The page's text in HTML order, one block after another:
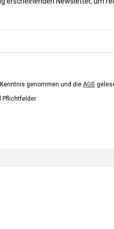
genommen und die AGB
Pflichtfelder.